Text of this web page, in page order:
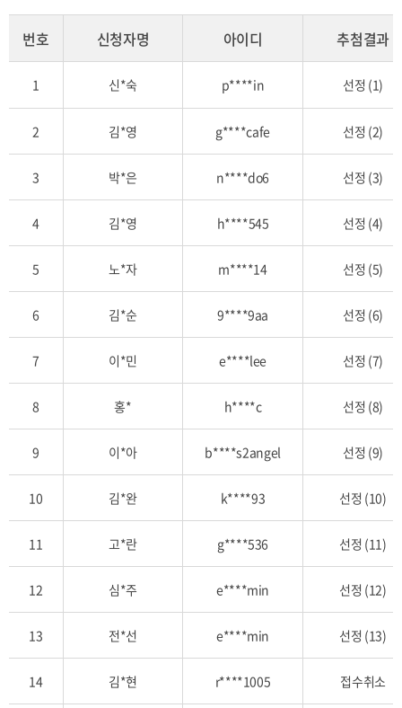
신
자
첨
호,
청
명,
과,
첨
취
번호 신청자명 아이디 추첨결과
1 신*숙 p****in 선정 (1)
2 김*영 g****cafe 선정 (2)
3 박*은 n****do6 선정 (3)
4 김*영 h****545 선정 (4)
5 노*자 m****14 선정 (5)
6 김*순 9****9aa 선정 (6)
7 이*민 e****lee 선정 (7)
8 홍* h****c 선정 (8)
9 이*아 b****s2angel 선정 (9)
10 김*완 k****93 선정 (10)
11 고*란 g****536 선정 (11)
12 심*주 e****min 선정 (12)
13 전*선 e****min 선정 (13)
14 김*현 r****1005 접수취소